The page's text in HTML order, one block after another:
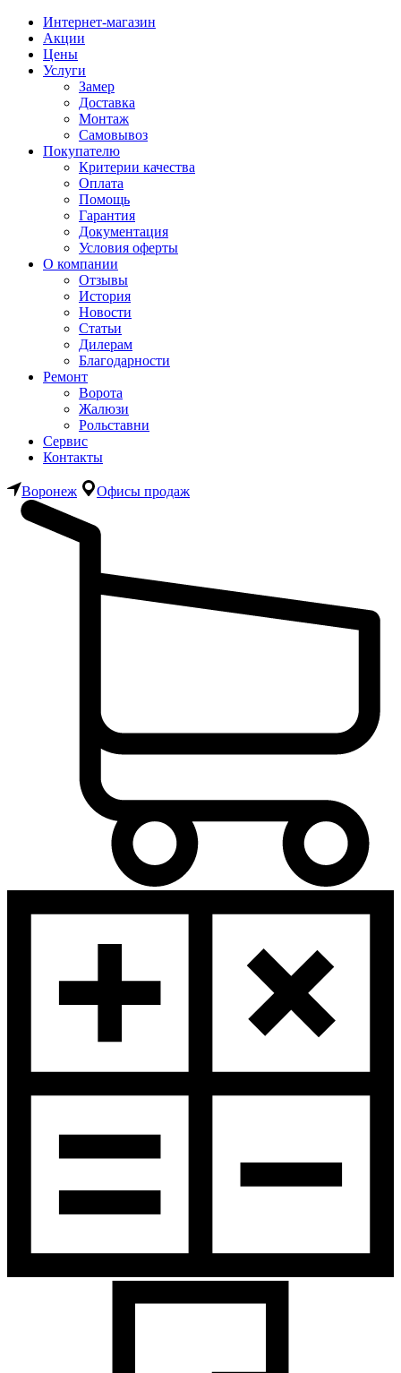
Интернет-магазин
Акции
Цены
Услуги
Замер
Доставка
Монтаж
Самовывоз
Покупателю
Критерии качества
Оплата
Помощь
Гарантия
Документация
Условия оферты
О компании
Отзывы
История
Новости
Статьи
Дилерам
Благодарности
Ремонт
Ворота
Жалюзи
Рольставни
Сервис
Контакты
Воронеж Офисы продаж